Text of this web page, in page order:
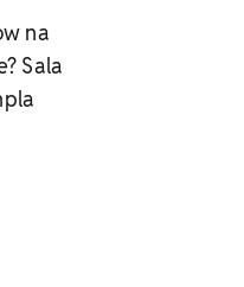
na
Sala